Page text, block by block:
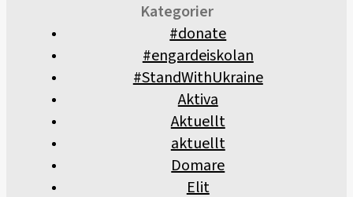
Kategorier
#donate
#engardeiskolan
#StandWithUkraine
Aktiva
Aktuellt
aktuellt
Domare
Elit